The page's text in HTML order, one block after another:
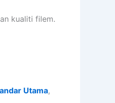
kualiti filem.
Utama,